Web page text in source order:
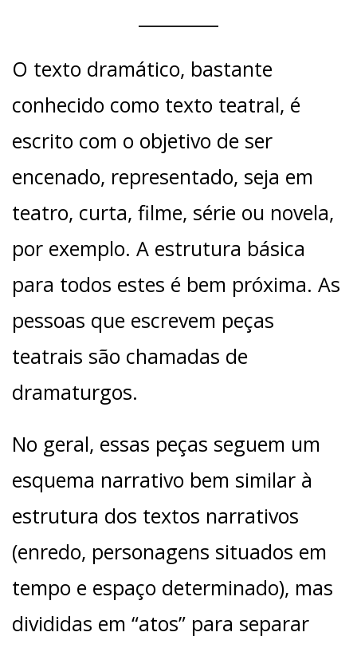
O texto dramático, bastante
conhecido como texto teatral, é
escrito com o objetivo de ser
encenado, representado, seja em
teatro, curta, filme, série ou novela,
por exemplo. A estrutura básica
para todos estes é bem próxima. As
pessoas que escrevem peças
teatrais são chamadas de
dramaturgos.
No geral, essas peças seguem um
esquema narrativo bem similar à
estrutura dos textos narrativos
(enredo, personagens situados em
tempo e espaço determinado), mas
divididas em “atos” para separar